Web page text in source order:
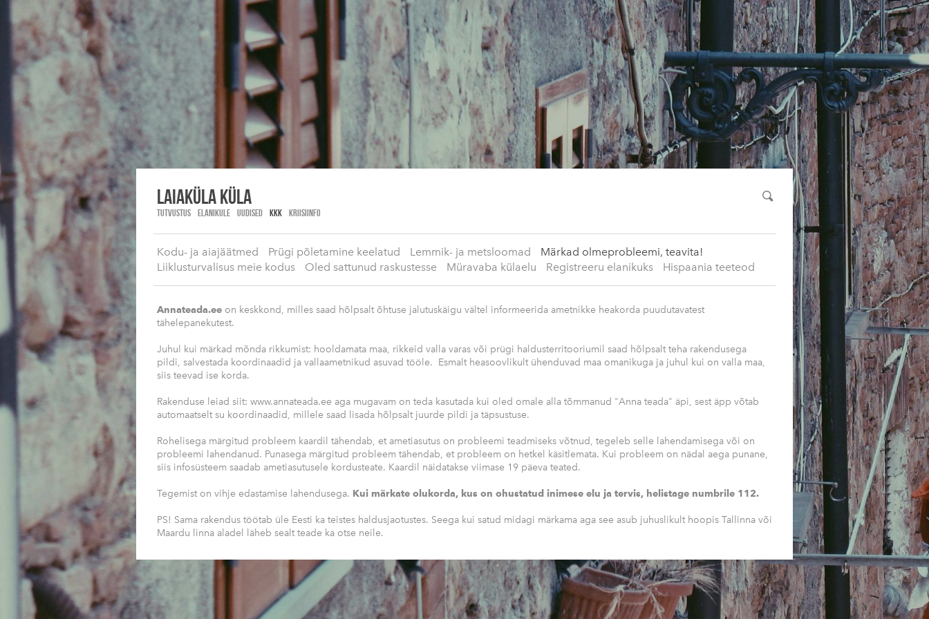
Laiaküla KÜLA
TUTVUSTUS ELANIKULE UUDISED KKK KRIISIINFO
Kodu- ja aiajäätmed Prügi põletamine keelatud Lemmik- ja metsloomad
Märkad olmeprobleemi, teavita!
Liiklusturvalisus meie kodus
Oled sattunud raskustesse Müravaba külaelu Registreeru elanikuks Hispaania teeteod
Annateada.ee on keskkond, milles saad hõlpsalt õhtuse jalutuskäigu vältel informeerida ametnikke heakorda puudutavatest
tähelepanekutest.
Juhul kui märkad mõnda rikkumist: hooldamata maa, rikkeid valla varas või prügi haldusterritooriumil saad hõlpsalt teha rakendusega
pildi, salvestada koordinaadid ja vallaametnikud asuvad tööle. Esmalt heasoovlikult ühenduvad maa omanikuga ja juhul kui on valla maa,
siis teevad ise korda.
Rakenduse leiad siit: www.annateada.ee aga mugavam on teda kasutada kui oled omale alla tõmmanud "Anna teada" äpi, sest äpp võtab
automaatselt su koordinaadid, millele saad lisada hõlpsalt juurde pildi ja täpsustuse.
Rohelisega märgitud probleem kaardil tähendab, et ametiasutus on probleemi teadmiseks võtnud, tegeleb selle lahendamisega või on
probleemi lahendanud. Punasega märgitud probleem tähendab, et probleem on hetkel käsitlemata. Kui probleem on nädal aega punane,
siis infosüsteem saadab ametiasutusele kordusteate. Kaardil näidatakse viimase 19 päeva teated.
Tegemist on vihje edastamise lahendusega. Kui märkate olukorda, kus on ohustatud inimese elu ja tervis, helistage numbrile 112.
PS! Sama rakendus töötab üle Eesti ka teistes haldusjaotustes. Seega kui satud midagi märkama aga see asub juhuslikult hoopis Tallinna või
Maardu linna aladel läheb sealt teade ka otse neile.